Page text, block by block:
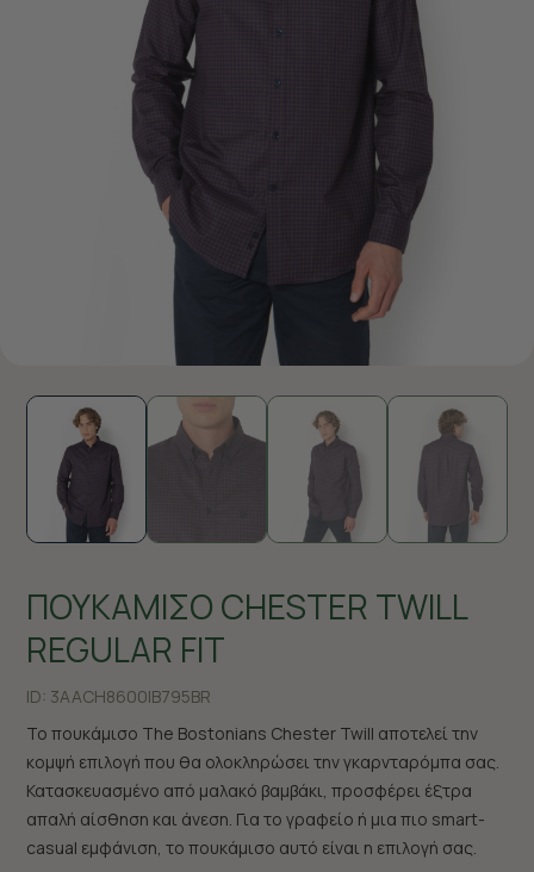
ΠΟΥΚΑΜΙΣΟ CHESTER TWILL
REGULAR FIT
ID: 3AACH8600|B795BR
Το πουκάμισο The Bostonians Chester Twill αποτελεί την
κομψή επιλογή που θα ολοκληρώσει την γκαρνταρόμπα σας.
Κατασκευασμένο από μαλακό βαμβάκι, προσφέρει έξτρα
απαλή αίσθηση και άνεση. Για το γραφείο ή μια πιο smart-
casual εμφάνιση, το πουκάμισο αυτό είναι η επιλογή σας.